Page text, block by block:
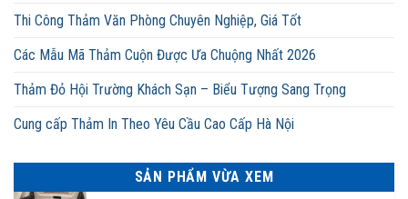
Thi Công Thảm Văn Phòng Chuyên Nghiệp, Giá Tốt
Các Mẫu Mã Thảm Cuộn Được Ưa Chuộng Nhất 2026
Thảm Đỏ Hội Trường Khách Sạn – Biểu Tượng Sang Trọng
Cung cấp Thảm In Theo Yêu Cầu Cao Cấp Hà Nội
SẢN PHẨM VỪA XEM